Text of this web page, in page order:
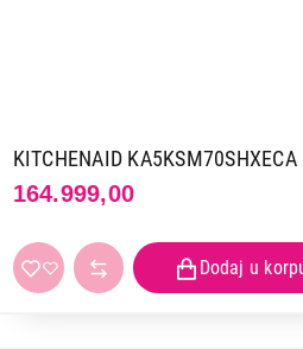
KITCHENAID KA5KSM70SHXECA
164.999,00
14.990,00
Ukupno u